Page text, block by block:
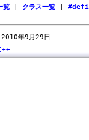
覧 クラス一覧
年9月29日